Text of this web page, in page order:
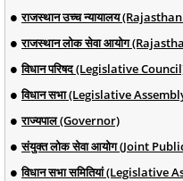
राजस्थान उच्च न्यायालय
राजस्थान लोक सेवा आयोग
विधान परिषद (Legislative
विधान सभा (Legislative
राज्यपाल (Governor)
संयुक्त लोक सेवा आयोग (Joint
विधान सभा समितियां